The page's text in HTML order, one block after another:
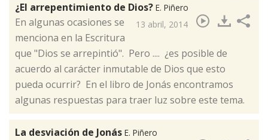
¿El arrepentimiento de Dios? E. Piñero
13 abril, 2014
​En algunas ocasiones se
menciona en la Escritura
que "Dios se arrepintió". Pero .... ¿es posible de
acuerdo al carácter inmutable de Dios que esto
pueda ocurrir? En el libro de Jonás encontramos
algunas respuestas para traer luz sobre este tema.
La desviación de Jonás E. Piñero